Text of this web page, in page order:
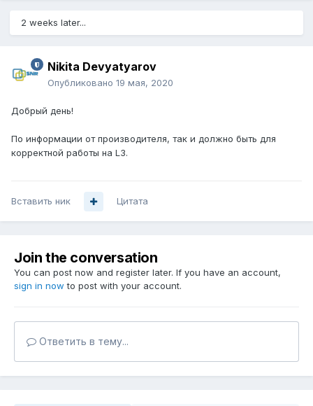
2 weeks later...
Nikita Devyatyarov
Опубликовано 19 мая, 2020
Добрый день!
По информации от производителя, так и должно быть для
корректной работы на L3.
Вставить ник Цитата
Join the conversation
You can post now and register later. If you have an account,
sign in now to post with your account.
Ответить в тему...